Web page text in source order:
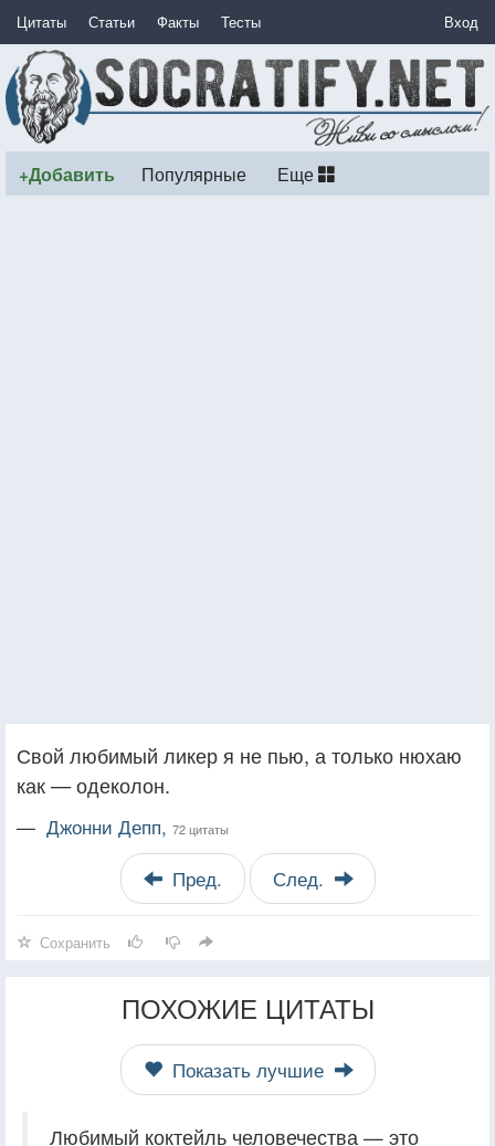
Цитаты Статьи Факты Тесты Вход
+Добавить Популярные Еще
Свой любимый ликер я не пью, а только нюхаю
как — одеколон.
— Джонни Депп, 72 цитаты
Пред. След.
Сохранить
ПОХОЖИЕ ЦИТАТЫ
Показать лучшие
Любимый коктейль человечества — это